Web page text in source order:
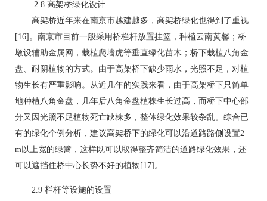
2.8 高架桥绿化设计
高架桥近年来在南京市越建越多，高架桥绿化也得到了重视
[16]。南京市目前一般采用桥栏杆放置挂篮，种植云南黄馨；桥
墩设辅助金属网，栽植爬墙虎等垂直绿化苗木；桥下栽植八角金
盘、耐阴植物的方式。由于高架桥下缺少雨水，光照不足，对植
物生长有严重影响。从近几年的实践来看，由于高架桥下只简单
地种植八角金盘，几年后八角金盘植株生长过高，而桥下中心部
分又因光照不足植物死亡缺株多，整体绿化效果较杂乱。综合已
有的绿化个例分析，建议高架桥下的绿化可以沿道路路侧设置2
m以上宽的绿篱，这样既可以取得整齐简洁的道路绿化效果，还
可以遮挡住桥中心长势不好的植物[17]。
2.9 栏杆等设施的设置